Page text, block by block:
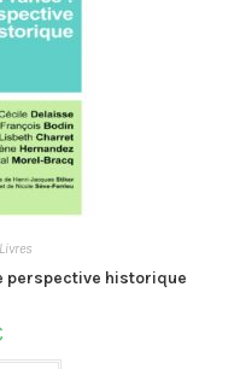
Livres
perspective historique